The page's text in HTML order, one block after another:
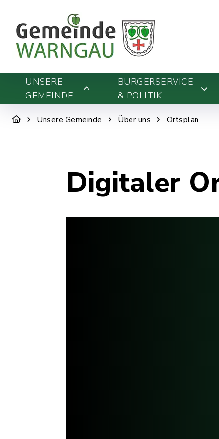
UNSERE
GEMEINDE
BÜRGERSERVICE
& POLITIK
Unsere Gemeinde Über uns Ortsplan
Digitaler